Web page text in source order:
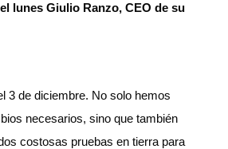
lunes Giulio Ranzo, CEO de su
3 de diciembre. No solo hemos
necesarios, sino que también
costosas pruebas en tierra para